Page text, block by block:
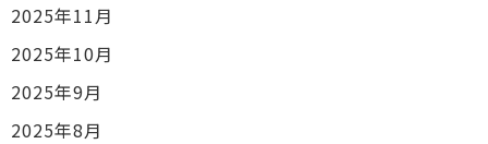
2025年11月
2025年10月
2025年9月
2025年8月